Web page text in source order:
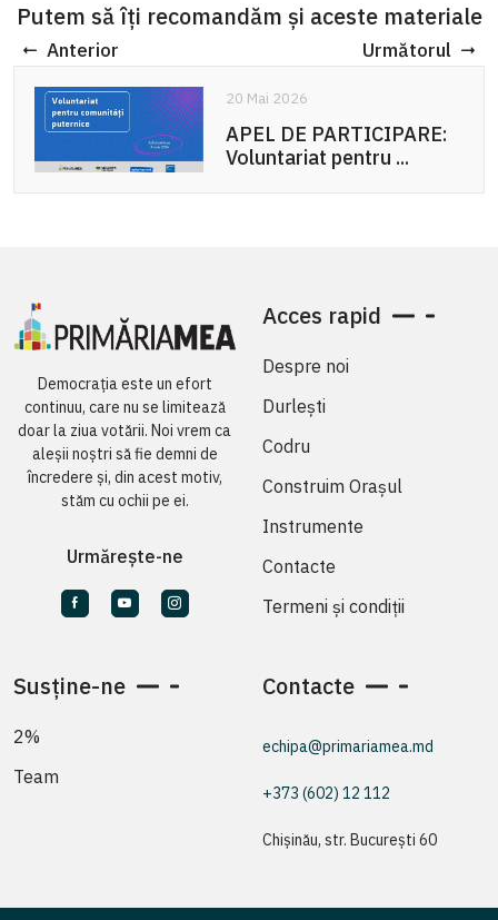
Putem să îți recomandăm și aceste materiale
Anterior Următorul
20 Mai 2026
APEL DE PARTICIPARE:
Voluntariat pentru ...
Democrația este un efort
continuu, care nu se limitează
doar la ziua votării. Noi vrem ca
aleșii noștri să fie demni de
încredere și, din acest motiv,
stăm cu ochii pe ei.
Urmărește-ne
Acces rapid
Despre noi
Durlești
Codru
Construim Orașul
Instrumente
Contacte
Termeni și condiții
Susține-ne
2%
Team
Contacte
echipa@primariamea.md
+373 (602) 12 112
Chișinău, str. București 60